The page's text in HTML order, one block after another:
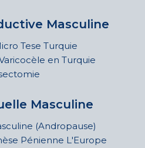
Masculine
Tese Turquie
en Turquie
Masculine
(Andropause)
Pénienne L'Europe